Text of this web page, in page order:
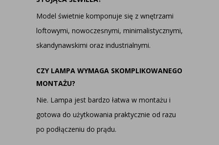
Model świetnie komponuje się z wnętrzami
loftowymi, nowoczesnymi, minimalistycznymi,
skandynawskimi oraz industrialnymi.
CZY LAMPA WYMAGA SKOMPLIKOWANEGO
MONTAŻU?
Nie. Lampa jest bardzo łatwa w montażu i
gotowa do użytkowania praktycznie od razu
po podłączeniu do prądu.